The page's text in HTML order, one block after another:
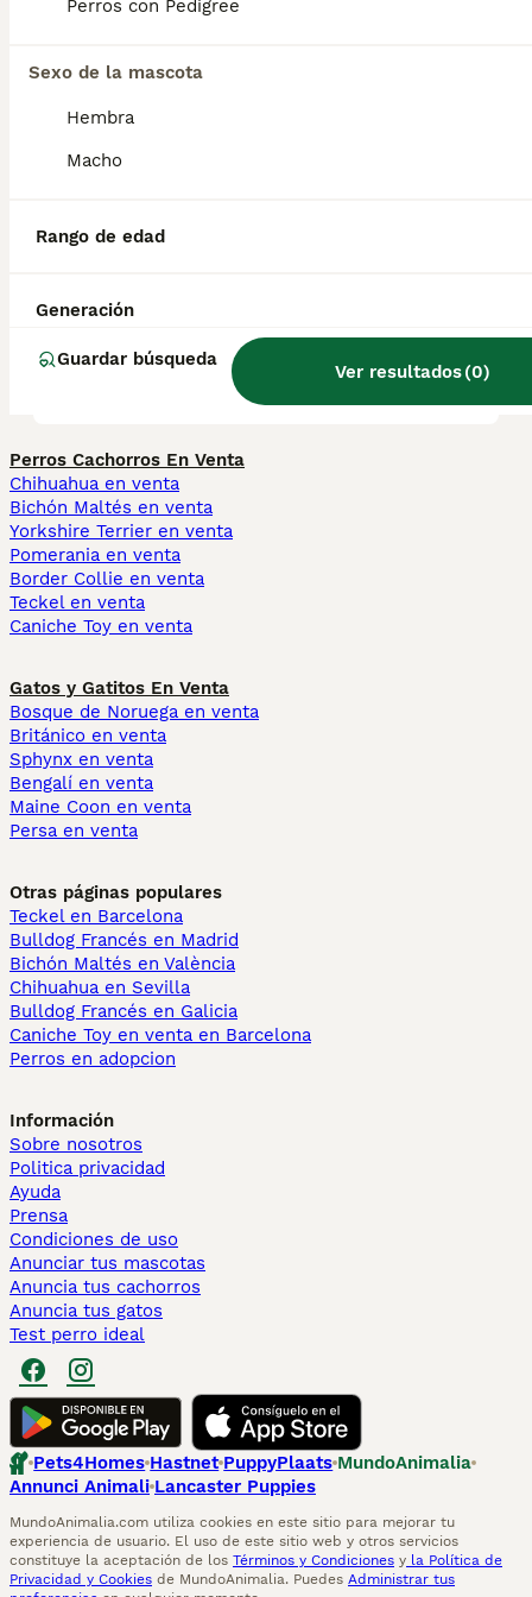
Perros con Pedigree
Sexo de la mascota
Hembra
Macho
Rango de edad
Generación
Guardar búsqueda
Ver resultados(0)
perro, pero hay que tomarse su tiempo».
¿Perro Braco es agresivo?
¿Cuántos tipos de bracos
¿Perro braco es agresivo?
Perros Cachorros En Venta
Chihuahua en venta
Bichón Maltés en venta
Yorkshire Terrier en venta
Pomerania en venta
Border Collie en venta
Teckel en venta
Caniche Toy en venta
Gatos y Gatitos En Venta
Bosque de Noruega en venta
Británico en venta
Sphynx en venta
Bengalí en venta
Maine Coon en venta
Persa en venta
Otras páginas populares
Teckel en Barcelona
Bulldog Francés en Madrid
Bichón Maltés en València
Chihuahua en Sevilla
Bulldog Francés en Galicia
Caniche Toy en venta en Barcelona
Perros en adopcion
Información
Sobre nosotros
Politica privacidad
Ayuda
Prensa
Condiciones de uso
Anunciar tus mascotas
Anuncia tus cachorros
Anuncia tus gatos
Test perro ideal
Pets4Homes Hastnet PuppyPlaats MundoAnimalia
Annunci Animali Lancaster Puppies
MundoAnimalia.com utiliza cookies en este sitio para mejorar tu
experiencia de usuario. El uso de este sitio web y otros servicios
constituye la aceptación de los Términos y Condiciones y la Política de
Privacidad y Cookies de MundoAnimalia. Puedes Administrar tus